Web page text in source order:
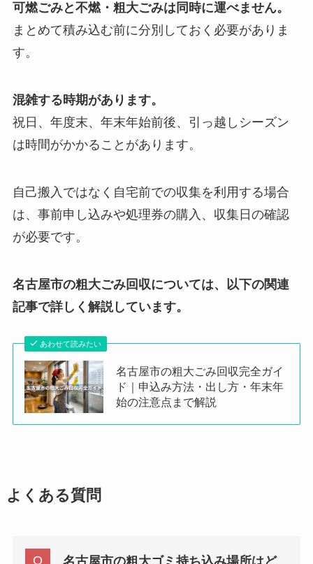
可燃ごみと不燃・粗大ごみは同時に運べません。
まとめて積み込む前に分別しておく必要がありま
す。
混雑する時期があります。
祝日、年度末、年末年始前後、引っ越しシーズン
は時間がかかることがあります。
自己搬入ではなく自宅前での収集を利用する場合
は、事前申し込みや処理券の購入、収集日の確認
が必要です。
名古屋市の粗大ごみ回収については、以下の関連
記事で詳しく解説しています。
あわせて読みたい
名古屋市の粗大ごみ回収完全ガイ
ド｜申込み方法・出し方・年末年
始の注意点まで解説
よくある質問
名古屋市の粗大ゴミ持ち込み場所はど